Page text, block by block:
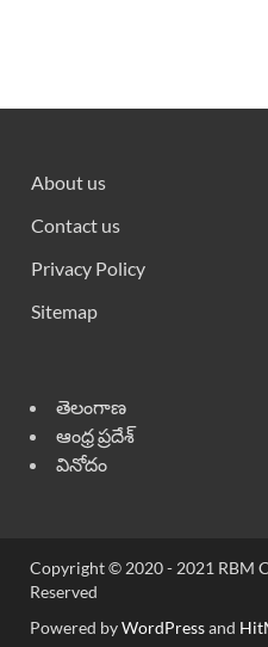
About us
Contact us
Privacy Policy
Sitemap
తెలంగాణ
ఆంధ్ర ప్రదేశ్
వినోదం
Copyright © 2020 - 2021 RBM
Reserved
Powered byWordPressand